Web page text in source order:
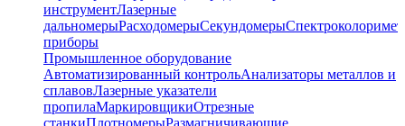
инструментЛазерные
дальномерыРасходомерыСекундомеры
приборы
Промышленное оборудование
Автоматизированный контрольАнализаторы металлов и
сплавовЛазерные указатели
пропилаМаркировщикиОтрезные